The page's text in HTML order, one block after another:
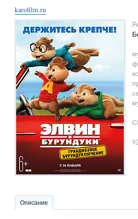
karofilm.ru
Описание